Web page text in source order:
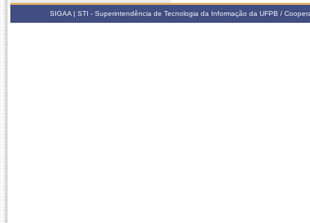
SIGAA | STI - Superintendência de Tecnologia da Informação da UFPB /